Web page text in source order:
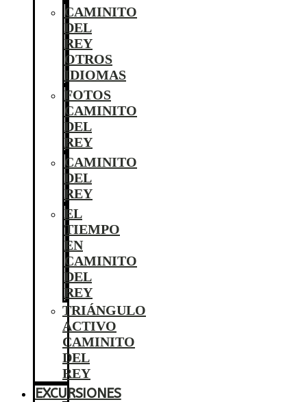
CAMINITO
DEL
REY
OTROS
IDIOMAS
FOTOS
CAMINITO
DEL
REY
CAMINITO
DEL
REY
EL
TIEMPO
EN
CAMINITO
DEL
REY
TRIÁNGULO
ACTIVO
CAMINITO
DEL
REY
EXCURSIONES